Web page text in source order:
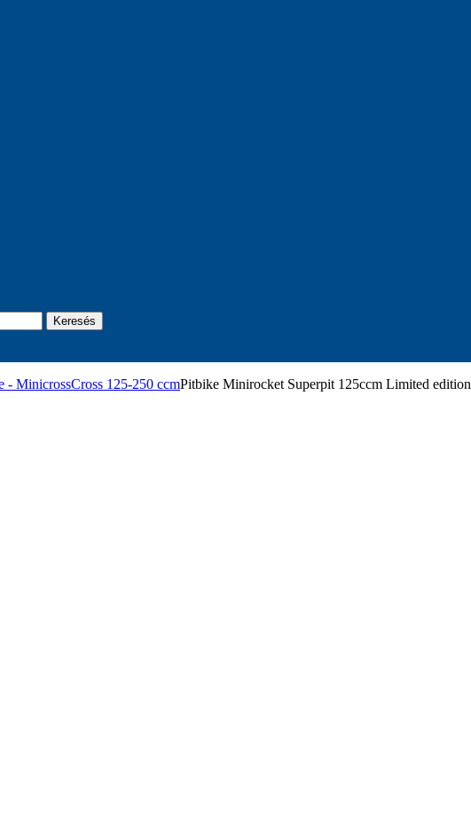
Keresés
- MinicrossCross 125-250 ccmPitbike Minirocket Superpit 125ccm Limited edition